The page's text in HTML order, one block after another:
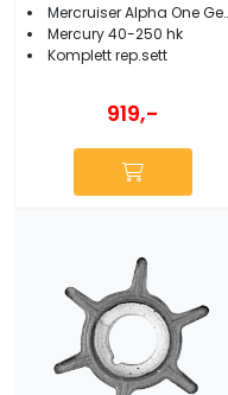
Mercruiser Alpha One Gen 2
Mercury 40-250 hk
Komplett rep.sett
919,-